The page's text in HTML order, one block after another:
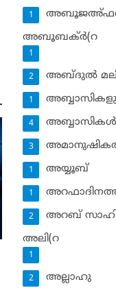
1
അബൂബക്ര്‍(റ
1
അബ്ദുല്‍
2
1
അബ്ബാസികള്‍
4
3
അയ്യൂബ്‌
1
1
അറബ്
2
അലി(റ
1
അല്ലാഹു
2